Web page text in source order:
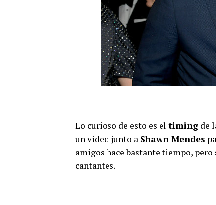
Lo curioso de esto es el timing de
un video junto a Shawn Mendes
amigos hace bastante tiempo,
cantantes.